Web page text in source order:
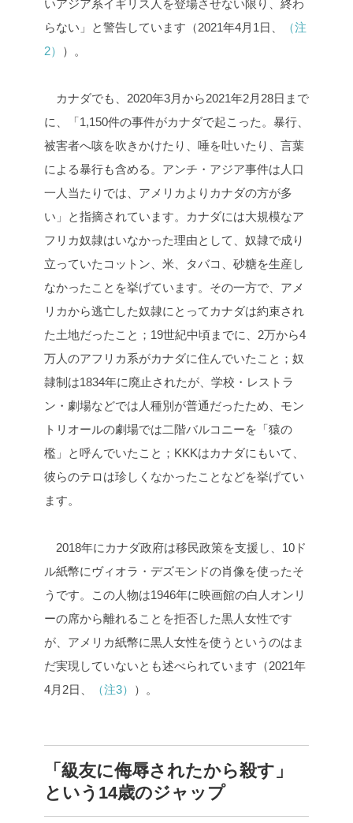
いアジア系イギリス人を登場させない限り、終わ
らない」と警告しています（2021年4月1日、
（注
2）
）。
カナダでも、2020年3月から2021年2月28日まで
に、「1,150件の事件がカナダで起こった。暴行、
被害者へ咳を吹きかけたり、唾を吐いたり、言葉
による暴行も含める。アンチ・アジア事件は人口
一人当たりでは、アメリカよりカナダの方が多
い」と指摘されています。カナダには大規模なア
フリカ奴隷はいなかった理由として、奴隷で成り
立っていたコットン、米、タバコ、砂糖を生産し
なかったことを挙げています。その一方で、アメ
リカから逃亡した奴隷にとってカナダは約束され
た土地だったこと；19世紀中頃までに、2万から4
万人のアフリカ系がカナダに住んでいたこと；奴
隷制は1834年に廃止されたが、学校・レストラ
ン・劇場などでは人種別が普通だったため、モン
トリオールの劇場では二階バルコニーを「猿の
檻」と呼んでいたこと；KKKはカナダにもいて、
彼らのテロは珍しくなかったことなどを挙げてい
ます。
2018年にカナダ政府は移民政策を支援し、10ド
ル紙幣にヴィオラ・デズモンドの肖像を使ったそ
うです。この人物は1946年に映画館の白人オンリ
ーの席から離れることを拒否した黒人女性です
が、アメリカ紙幣に黒人女性を使うというのはま
だ実現していないとも述べられています（2021年
4月2日、
（注3） ）。
「級友に侮辱されたから殺す」
という14歳のジャップ